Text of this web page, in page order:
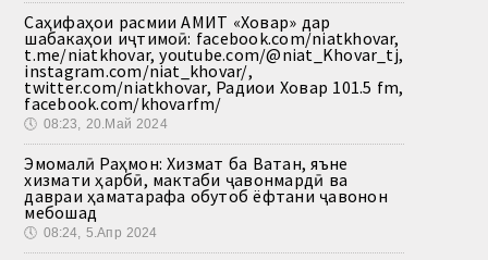
Саҳифаҳои расмии АМИТ «Ховар» дар
шабакаҳои иҷтимоӣ: facebook.com/niatkhovar,
t.me/niatkhovar, youtube.com/@niat_Khovar_tj,
instagram.com/niat_khovar/,
twitter.com/niatkhovar, Радиои Ховар 101.5 fm,
facebook.com/khovarfm/
🕔 08:23, 20.Май 2024
Эмомалӣ Раҳмон: Хизмат ба Ватан, яъне
хизмати ҳарбӣ, мактаби ҷавонмардӣ ва
давраи ҳаматарафа обутоб ёфтани ҷавонон
мебошад
🕔 08:24, 5.Апр 2024